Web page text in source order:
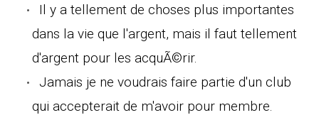
Il y a tellement de choses plus importantes
dans la vie que l'argent, mais il faut tellement
d'argent pour les acquÃ©rir.
Jamais je ne voudrais faire partie d'un club
qui accepterait de m'avoir pour membre.